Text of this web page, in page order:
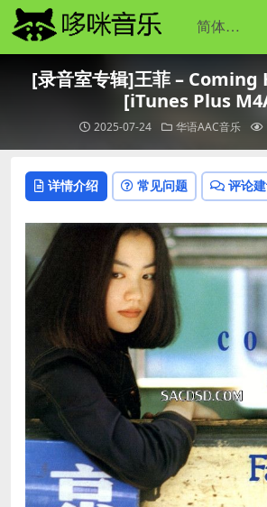
[录音室专辑]王菲 – Coming
[iTunes Plus
2025-07-24 华语AAC音乐
详情介绍 常见问题 评论